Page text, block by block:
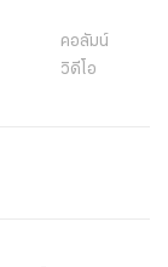
คอลัมน์
วิดีโอ